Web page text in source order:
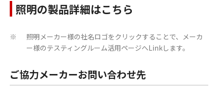
照明の製品詳細はこちら
※
照明メーカー様の社名ロゴをクリックすることで、メーカ
ー様のテスティングルーム活用ページへLinkします。
ご協力メーカーお問い合わせ先